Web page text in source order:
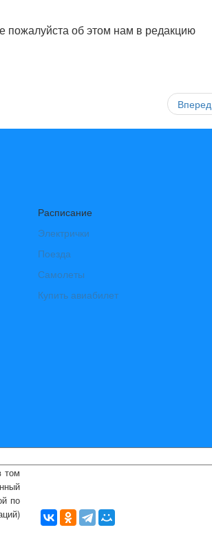
пожалуйста об этом нам в редакцию
Вперед
Расписание
Электрички
Поезда
Самолеты
Купить авиабилет
том
по